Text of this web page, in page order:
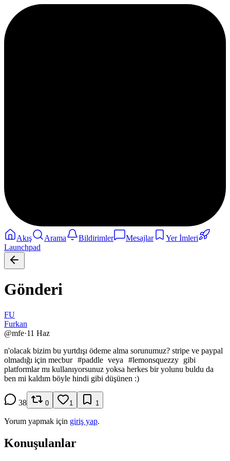
Akış Arama Bildirimler Mesajlar
Yer İmleri
Launchpad
Gönderi
FU
Furkan
@mfe·11 Haz
n'olacak bizim bu yurtdışı ödeme alma sorunumuz? stripe ve paypal
olmadığı için mecbur #paddle veya #lemonsquezzy
gibi
platformlar mı kullanıyorsunuz yoksa herkes bir yolunu buldu da
ben mi kaldım böyle hindi gibi düşünen :)
38 0 1 1
Yorum yapmak için giriş yap.
Konuşulanlar